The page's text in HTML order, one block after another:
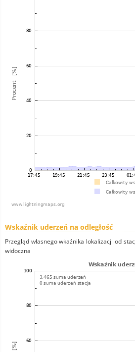
Wskaźnik uderzeń na odległość
Przegląd własnego wkaźnika lokalizacji od
widoczna